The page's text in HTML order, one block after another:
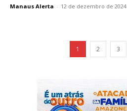
Manaus Alerta - 12 de dezembro de 2024
1 2 3